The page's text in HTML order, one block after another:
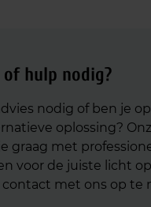
of hulp nodig?
nodig of ben je
oplossing?
graag met
voor de juiste licht
met ons op te